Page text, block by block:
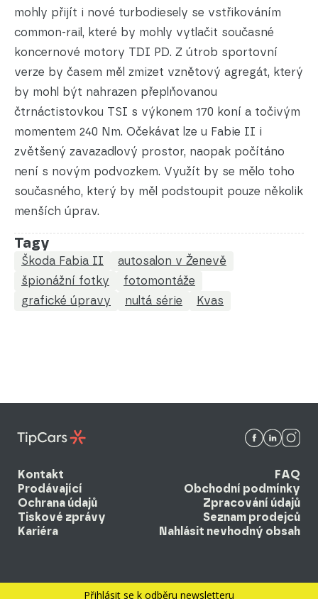
mohly přijít i nové turbodiesely se vstřikováním
common-rail, které by mohly vytlačit současné
koncernové motory TDI PD. Z útrob sportovní
verze by časem měl zmizet vznětový agregát, který
by mohl být nahrazen přeplňovanou
čtrnáctistovkou TSI s výkonem 170 koní a točivým
momentem 240 Nm. Očekávat lze u Fabie II i
zvětšený zavazadlový prostor, naopak počítáno
není s novým podvozkem. Využít by se mělo toho
současného, který by měl podstoupit pouze několik
menších úprav.
Tagy
Škoda Fabia II
autosalon v Ženevě
špionážní fotky
fotomontáže
grafické úpravy
nultá série Kvas
Kontakt
FAQ
Prodávající
Obchodní podmínky
Ochrana údajů
Zpracování údajů
Tiskové zprávy
Seznam prodejců
Kariéra
Nahlásit nevhodný obsah
Přihlásit se k odběru newsletteru